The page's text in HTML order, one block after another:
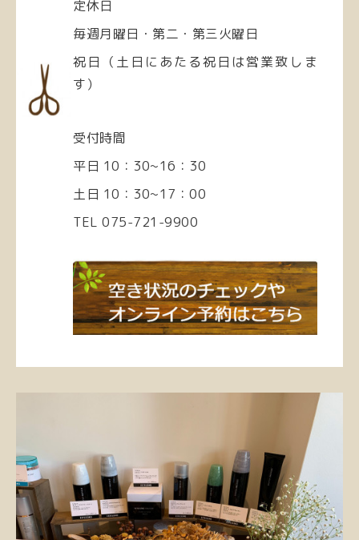
定休日
毎週月曜日・ 第二・第三火曜日
祝日（土日にあたる祝日は営業致しま
す）
受付時間
平日 10：30~16：30
土日 10：30~17：00
TEL 075-721-9900